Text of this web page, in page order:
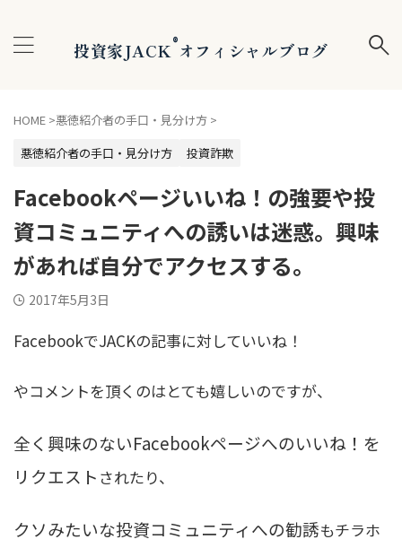
投資家JACK®オフィシャルブログ
HOME >悪徳紹介者の手口・見分け方 >
悪徳紹介者の手口・見分け方
投資詐欺
Facebookページいいね！の強要や投
資コミュニティへの誘いは迷惑。興味
があれば自分でアクセスする。
2017年5月3日
FacebookでJACKの記事に対していいね！
やコメントを頂くのはとても嬉しいのですが、
全く興味のないFacebookページへのいいね！を
リクエスト されたり、
クソみたいな投資コミュニティへの勧誘もチラホ